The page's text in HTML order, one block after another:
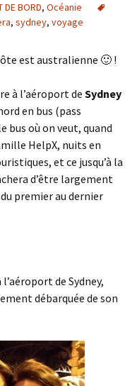
DE BORD, Océanie
, sydney, voyage
est australienne 🙂 !
à l’aéroport de Sydney
en bus (pass
bus où on veut, quand
HelpX, nuits en
et ce jusqu’à la
d’être largement
premier au dernier
de Sydney,
débarquée de son